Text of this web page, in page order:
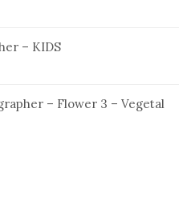
– KIDS
– Flower 3 – Vegetal